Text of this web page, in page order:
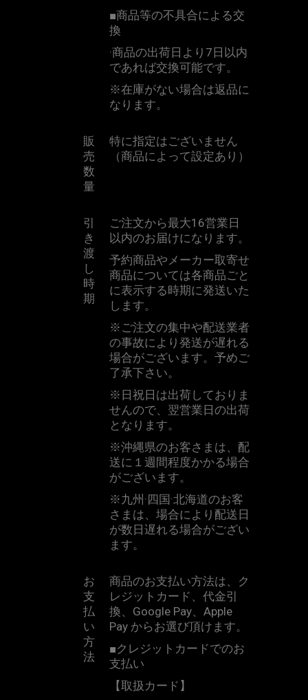
■商品等の不具合による交
換
·商品の出荷日より 7 日以内
であれば交換可能です。
※在庫がない場合は返品に
なります。
販
売
数
量
特に指定はございません
（商品によって設定あり）
引
き
渡
し
時
期
ご注文から最大16営業日
以内のお届けになります。
予約商品やメーカー取寄せ
商品については各商品ごと
に表示する時期に発送いた
します。
※ ご注文の集中や配送業者
の事故により発送が遅れる
場合がございます。予めご
了承下さい。
※ 日祝日は出荷しておりま
せんので、翌営業日の出荷
となります。
※沖縄県のお客さまは、配
送に１週間程度かかる場合
がございます。
※九州·四国·北海道のお客
さまは、場合により配送日
が数日遅れる場合がござい
ます。
お
支
払
い
方
法
商品のお支払い方法は、ク
レジットカード、代金引
換、 Google Pay、 Apple
Pay からお選び頂けます。
■クレジットカードでのお
支払い
【取扱カード】